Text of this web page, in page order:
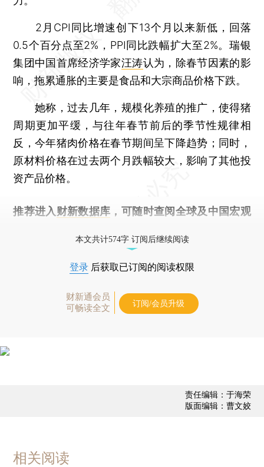
2月CPI同比增速创下13个月以来新低，回落
0.5个百分点至2%，PPI同比跌幅扩大至2%。瑞银
集团中国首席经济学家汪涛认为，除春节因素的影
响，拖累通胀的主要是食品和大宗商品价格下跌。
她称，过去几年，规模化养殖的推广，使得猪
周期更加平缓，与往年春节前后的季节性规律相
反，今年猪肉价格在春节期间呈下降趋势；同时，
原材料价格在过去两个月跌幅较大，影响了其他投
资产品价格。
推荐进入 财新数据库 ，可随时查阅全球及中国宏观
本文共计574字 订阅后继续阅读
登录 后获取已订阅的阅读权限
财新通会员
可畅读全文
订阅/会员升级
责任编辑：于海荣
版面编辑：曹文姣
相关阅读